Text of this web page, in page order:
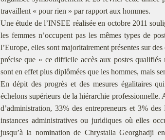
travaillent « pour rien » par rapport aux hommes.
Une étude de l’INSEE réalisée en octobre 2011
les femmes n’occupent pas les mêmes types de
l’Europe, elles sont majoritairement présentes sur
précise que « ce difficile accès aux postes
sont en effet plus diplômées que les hommes, mais
En dépit des progrès et des mesures égalitaires
échelons supérieurs de la hiérarchie professionnelle.
d’administration, 33% des entrepreneurs et 3%
instances administratives ou juridiques où elles
jusqu’à la nomination de Chrystalla Georghadji